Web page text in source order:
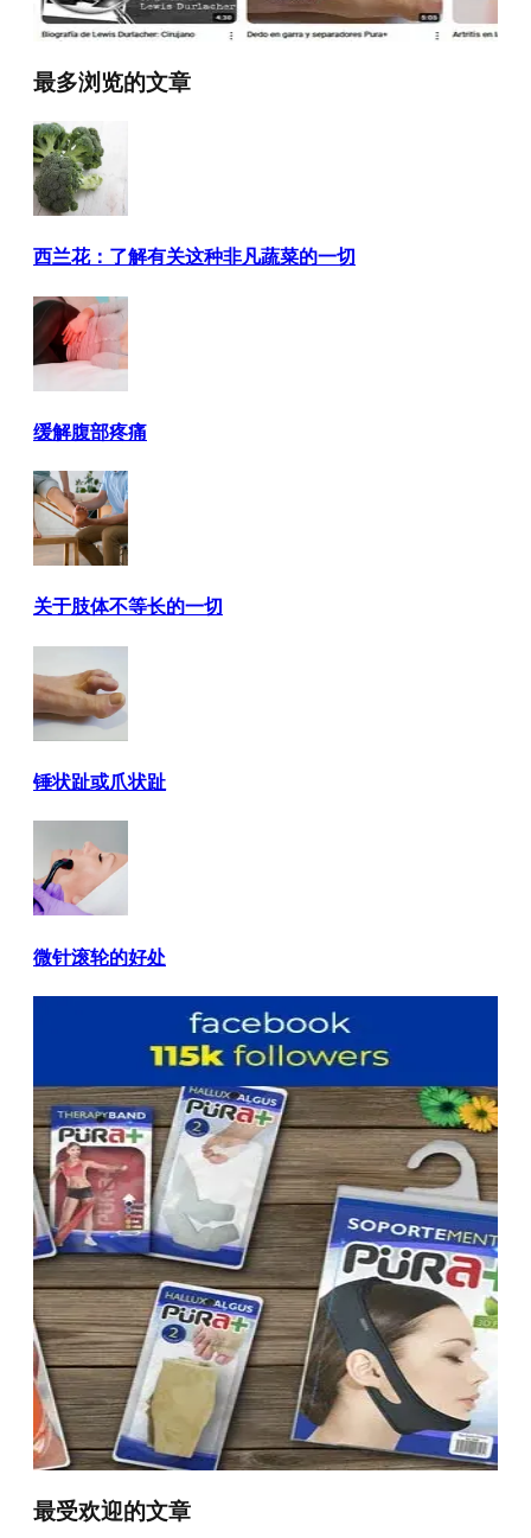
最多浏览的文章
西兰花：了解有关这种非凡蔬菜的一切
缓解腹部疼痛
关于肢体不等长的一切
锤状趾或爪状趾
微针滚轮的好处
最受欢迎的文章